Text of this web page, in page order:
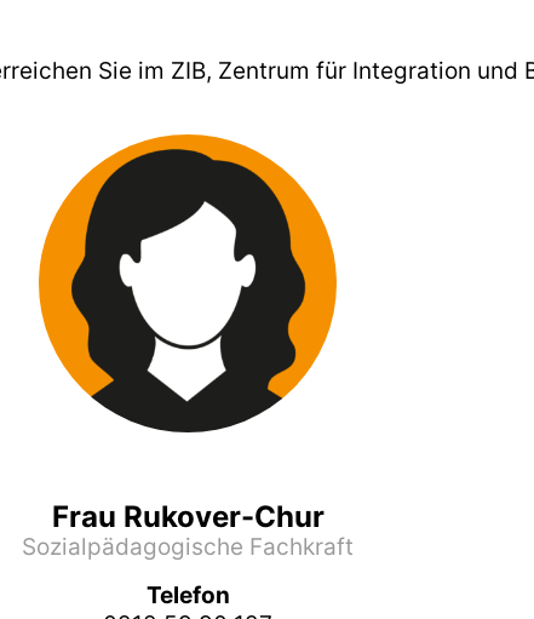
Sie im ZIB, Zentrum für Integration und
Frau Rukover-Chur
Sozialpädagogische Fachkraft
Telefon